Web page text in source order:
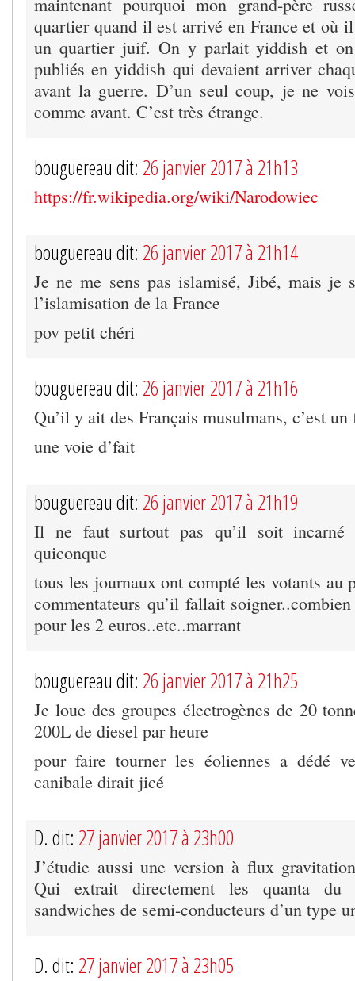
quartier quand il est arrivé en France et où il
un quartier juif. On y parlait yiddish et
publiés en yiddish qui devaient arriver
avant la guerre. D’un seul coup, je ne
comme avant. C’est très étrange.
bouguereau dit: 26 janvier 2017 à 21h13
https://fr.wikipedia.org/wiki/Narodowiec
bouguereau dit: 26 janvier 2017 à 21h14
Je ne me sens pas islamisé, Jibé, mais je
l’islamisation de la France
pov petit chéri
bouguereau dit: 26 janvier 2017 à 21h16
Qu’il y ait des Français musulmans, c’est un
une voie d’fait
bouguereau dit: 26 janvier 2017 à 21h19
Il ne faut surtout pas qu’il soit
quiconque
tous les journaux ont compté les votants au
commentateurs qu’il fallait
pour les 2 euros..etc..marrant
bouguereau dit: 26 janvier 2017 à 21h25
Je loue des groupes électrogènes de 20
200L de diesel par heure
pour faire tourner les éoliennes a dédé
canibale dirait jicé
D. dit: 27 janvier 2017 à 23h00
J’étudie aussi une version à flux
Qui extrait directement les quanta
sandwiches de semi-conducteurs d’un type
D. dit: 27 janvier 2017 à 23h05